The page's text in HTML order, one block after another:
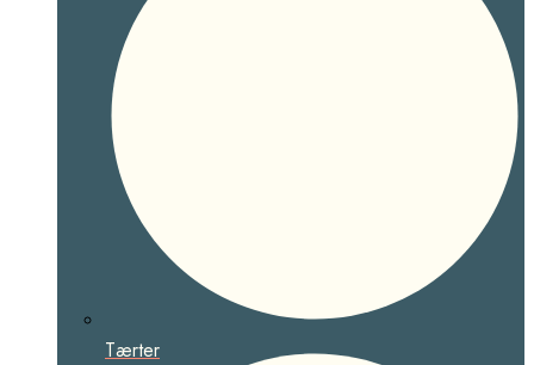
Tærter